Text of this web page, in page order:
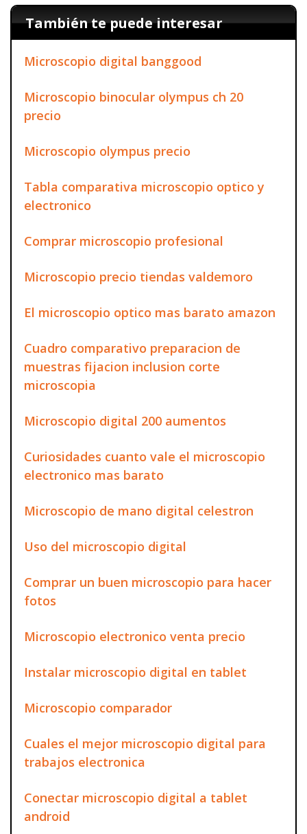
También te puede interesar
Microscopio digital banggood
Microscopio binocular olympus ch 20
precio
Microscopio olympus precio
Tabla comparativa microscopio optico y
electronico
Comprar microscopio profesional
Microscopio precio tiendas valdemoro
El microscopio optico mas barato amazon
Cuadro comparativo preparacion de
muestras fijacion inclusion corte
microscopia
Microscopio digital 200 aumentos
Curiosidades cuanto vale el microscopio
electronico mas barato
Microscopio de mano digital celestron
Uso del microscopio digital
Comprar un buen microscopio para hacer
fotos
Microscopio electronico venta precio
Instalar microscopio digital en tablet
Microscopio comparador
Cuales el mejor microscopio digital para
trabajos electronica
Conectar microscopio digital a tablet
android